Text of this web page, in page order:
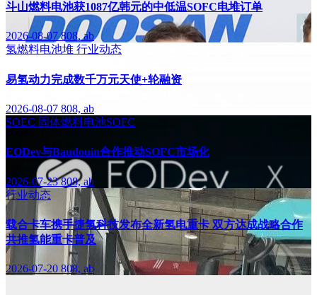
斗山燃料电池获1087亿韩元的中低温SOFC电堆订单
2026-08-07808, ab
氢燃料电池堆 行业动态
易氢动力完成数千万元天使+轮融资
2026-08-07 808, ab
SOEC 固体燃料电池SOFC
EODev与Baudouin合作推动SOFC市场化
2026-07-23808, ab
行业动态
载合卡车携手捷氢科技发布全新氢电重卡 双方达成战略合作
共推氢能重卡普及
2026-07-20 808, ab